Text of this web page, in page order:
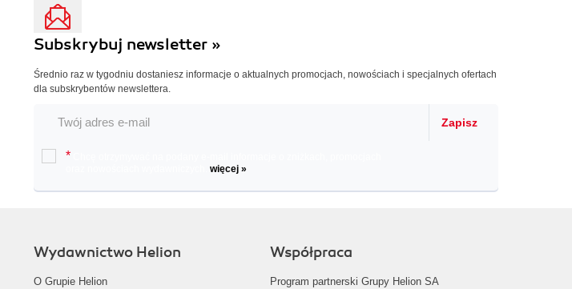
Subskrybuj newsletter »
Średnio raz w tygodniu dostaniesz informacje o aktualnych promocjach, nowościach i specjalnych ofertach
dla subskrybentów newslettera.
Zapisz
*
więcej »
Wydawnictwo Helion
O Grupie Helion
Współpraca
Program partnerski Grupy Helion SA